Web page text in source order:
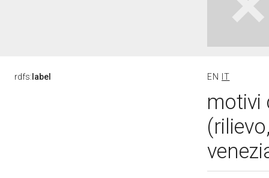
rdfs: label EN IT
motivi